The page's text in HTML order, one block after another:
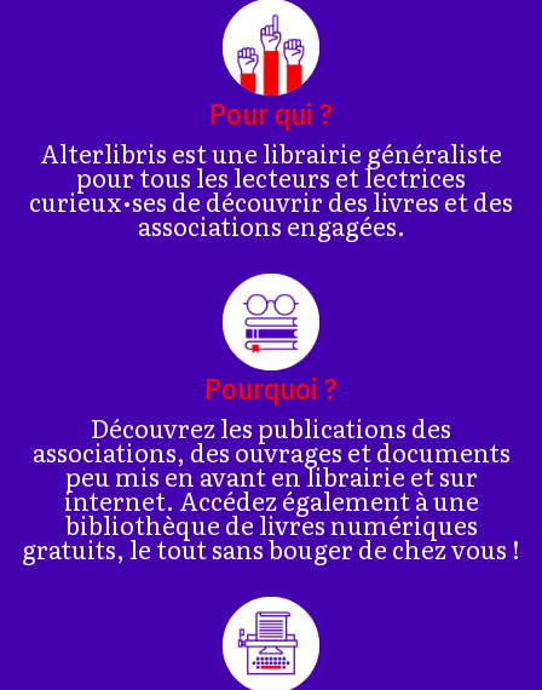
Pour qui ?
Alterlibris est une librairie généraliste
pour tous les lecteurs et lectrices
curieux•ses de découvrir des livres et des
associations engagées.
Pourquoi ?
Découvrez les publications des
associations, des ouvrages et documents
peu mis en avant en librairie et sur
internet. Accédez également à une
bibliothèque de livres numériques
gratuits, le tout sans bouger de chez vous !